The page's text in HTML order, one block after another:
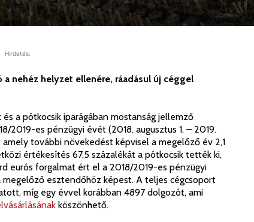
Hirdetés:
nehéz helyzet ellenére, ráadásul új céggel
a pótkocsik iparágában mostanság jellemző
2019-es pénzügyi évét (2018. augusztus 1. – 2019.
további növekedést képvisel a megelőző év 2,1
értékesítés 67,5 százalékát a pótkocsik tették ki,
eurós forgalmat ért el a 2018/2019-es pénzügyi
esztendőhöz képest. A teljes cégcsoport
míg egy évvel korábban 4897 dolgozót, ami
köszönhető.